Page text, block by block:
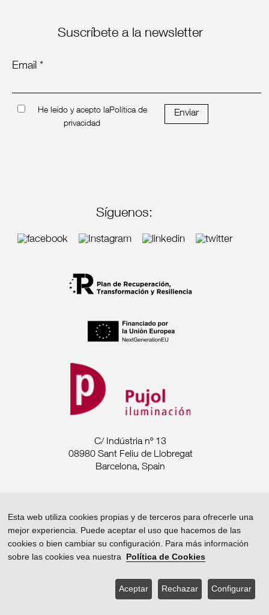
Suscríbete a la newsletter
Email *
He leído y acepto laPolítica de
privacidad
Enviar
Síguenos:
C/ Indústria nº 13
08980 Sant Feliu de Llobregat
Barcelona, Spain
comercial@pujoliluminacion.com
Aviso Legal ·
Política de Cookies
Esta web utiliza cookies propias y de terceros para ofrecerle una
mejor experiencia. Puede aceptar el uso que hacemos de las
cookies o bien cambiar su configuración. Para más información
sobre las cookies vea nuestra
Política de Cookies
Configurar
Rechazar
Aceptar